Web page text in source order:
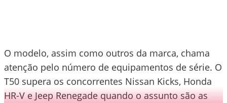
O modelo, assim como outros da marca, chama
atenção pelo número de equipamentos de série. O
T50 supera os concorrentes Nissan Kicks, Honda
HR-V e Jeep Renegade quando o assunto são as